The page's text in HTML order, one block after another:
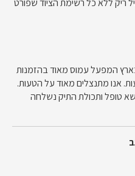
ריק ללא כל רשימת הציוד שפורט
המפעל עמוס מאוד בהזמנות
אנו מתנצלים מאוד על הטעות.
טופל ותכולת התיק נשלחה